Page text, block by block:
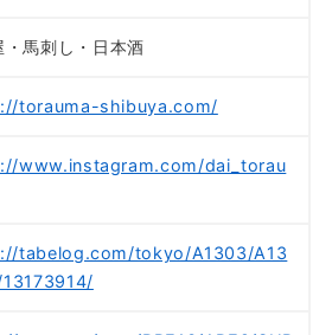
・馬刺し・日本酒
torauma-shibuya.com/
www.instagram.com/dai_torau
tabelog.com/tokyo/A1303/A13